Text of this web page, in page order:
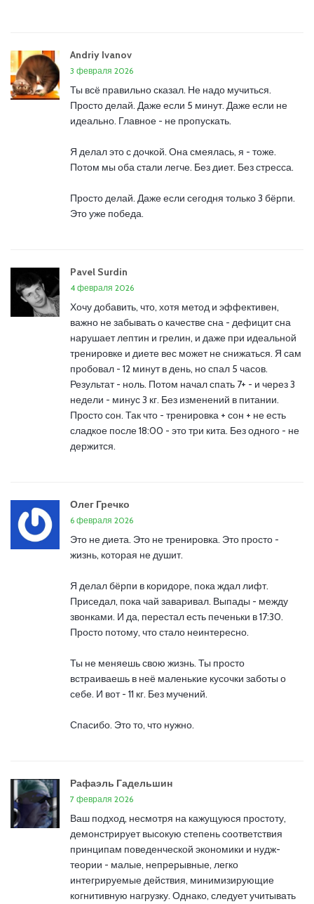
Andriy Ivanov
3 февраля 2026
Ты всё правильно сказал. Не надо мучиться.
Просто делай. Даже если 5 минут. Даже если не
идеально. Главное - не пропускать.
Я делал это с дочкой. Она смеялась, я - тоже.
Потом мы оба стали легче. Без диет. Без стресса.
Просто делай. Даже если сегодня только 3 бёрпи.
Это уже победа.
Pavel Surdin
4 февраля 2026
Хочу добавить, что, хотя метод и эффективен,
важно не забывать о качестве сна - дефицит сна
нарушает лептин и грелин, и даже при идеальной
тренировке и диете вес может не снижаться. Я сам
пробовал - 12 минут в день, но спал 5 часов.
Результат - ноль. Потом начал спать 7+ - и через 3
недели - минус 3 кг. Без изменений в питании.
Просто сон. Так что - тренировка + сон + не есть
сладкое после 18:00 - это три кита. Без одного - не
держится.
Олег Гречко
6 февраля 2026
Это не диета. Это не тренировка. Это просто -
жизнь, которая не душит.
Я делал бёрпи в коридоре, пока ждал лифт.
Приседал, пока чай заваривал. Выпады - между
звонками. И да, перестал есть печеньки в 17:30.
Просто потому, что стало неинтересно.
Ты не меняешь свою жизнь. Ты просто
встраиваешь в неё маленькие кусочки заботы о
себе. И вот - 11 кг. Без мучений.
Спасибо. Это то, что нужно.
Рафаэль Гадельшин
7 февраля 2026
Ваш подход, несмотря на кажущуюся простоту,
демонстрирует высокую степень соответствия
принципам поведенческой экономики и нудж-
теории - малые, непрерывные, легко
интегрируемые действия, минимизирующие
когнитивную нагрузку. Однако, следует учитывать